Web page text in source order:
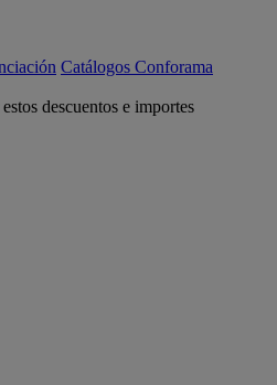
Catálogos Conforama
descuentos e importes